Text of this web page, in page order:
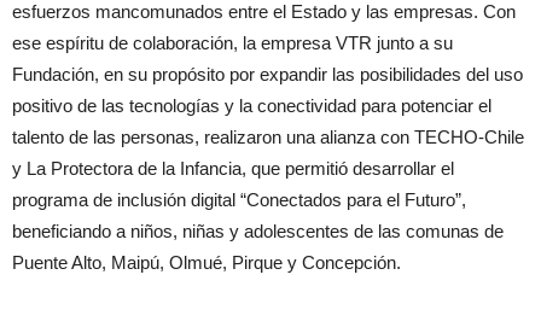
esfuerzos mancomunados entre el Estado y las empresas. Con
ese espíritu de colaboración, la empresa VTR junto a su
Fundación, en su propósito por expandir las posibilidades del uso
positivo de las tecnologías y la conectividad para potenciar el
talento de las personas, realizaron una alianza con TECHO-Chile
y La Protectora de la Infancia, que permitió desarrollar el
programa de inclusión digital “Conectados para el Futuro”,
beneficiando a niños, niñas y adolescentes de las comunas de
Puente Alto, Maipú, Olmué, Pirque y Concepción.